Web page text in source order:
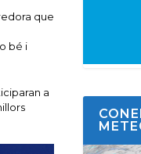
que
bé i
a